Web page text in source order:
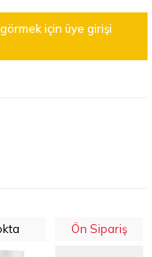
için üye girişi
Ön Sipariş